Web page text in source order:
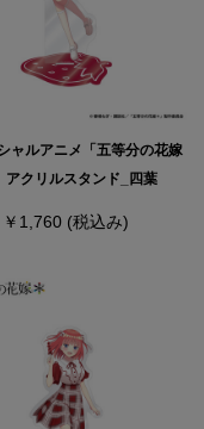
ャルアニメ「五等分の花嫁
アクリルスタンド_四葉
￥1,760 (税込み)